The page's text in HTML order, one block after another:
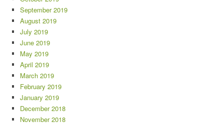
September 2019
August 2019
July 2019
June 2019
May 2019
April 2019
March 2019
February 2019
January 2019
December 2018
November 2018